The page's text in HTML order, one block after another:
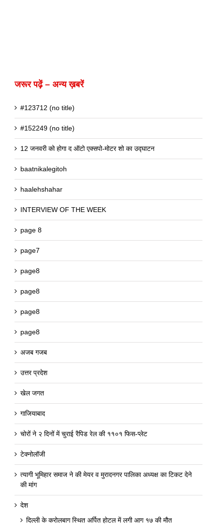
जरूर पढ़ें – अन्य ख़बरें
#123712 (no title)
#152249 (no title)
12 जनवरी को होगा द ऑटो एक्सपो-मोटर शो का उद्घाटन
baatnikalegitoh
haalehshahar
INTERVIEW OF THE WEEK
page 8
page7
page8
page8
page8
page8
अजब गजब
उत्तर प्रदेश
खेल जगत
गाजियाबाद
चोरों ने २ दिनों में चुराई रैपिड रेल की ११०१ फिस-प्लेट
टेक्नोलॉजी
त्यागी भूमिहार समाज ने की मेयर व मुरादनगर पालिका अध्यक्ष का टिकट देने
की मांग
देश
दिल्ली के करोलबाग स्थित अर्पित होटल में लगी आग १७ की मौत